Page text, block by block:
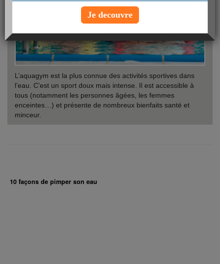
L’aquagym est la plus connue des activités sportives dans
l’eau. C’est un sport doux mais intense. Il est accessible à
tous (notamment les personnes âgées, les femmes
enceintes…) et présente de nombreux bienfaits santé et
minceur.
10 façons de pimper son eau
Je decouvre